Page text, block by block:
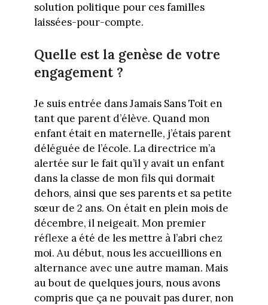
solution politique pour ces familles
laissées-pour-compte.
Quelle est la genèse de votre
engagement ?
Je suis entrée dans Jamais Sans Toit en
tant que parent d’élève. Quand mon
enfant était en maternelle, j’étais parent
déléguée de l’école. La directrice m’a
alertée sur le fait qu’il y avait un enfant
dans la classe de mon fils qui dormait
dehors, ainsi que ses parents et sa petite
sœur de 2 ans. On était en plein mois de
décembre, il neigeait. Mon premier
réflexe a été de les mettre à l’abri chez
moi. Au début, nous les accueillions en
alternance avec une autre maman. Mais
au bout de quelques jours, nous avons
compris que ça ne pouvait pas durer, non